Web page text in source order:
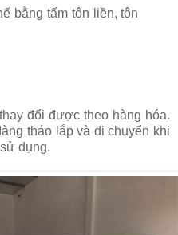
bằng tấm tôn liền, tôn
đổi được theo hàng hóa.
tháo lắp và di chuyển khi
dụng.